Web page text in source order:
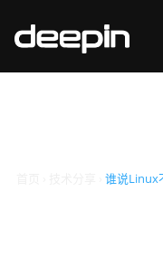
谁说
谁说Linux